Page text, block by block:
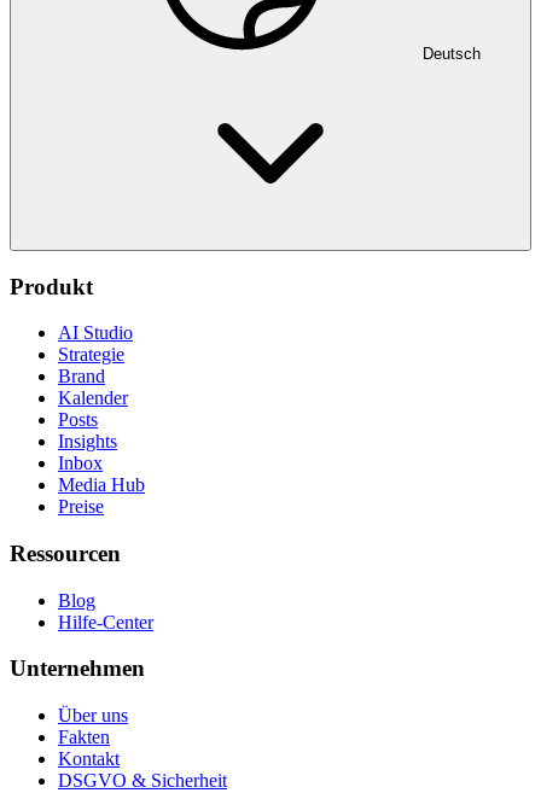
Deutsch
Produkt
AI Studio
Strategie
Brand
Kalender
Posts
Insights
Inbox
Media Hub
Preise
Ressourcen
Blog
Hilfe-Center
Unternehmen
Über uns
Fakten
Kontakt
DSGVO & Sicherheit